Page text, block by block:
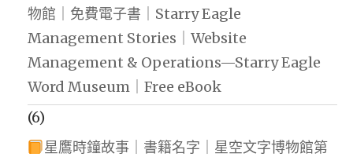
物館｜免費電子書｜Starry Eagle
Management Stories｜Website
Management & Operations—Starry Eagle
Word Museum｜Free eBook
(6)
星鷹時鐘故事｜書籍名字｜星空文字博物館第